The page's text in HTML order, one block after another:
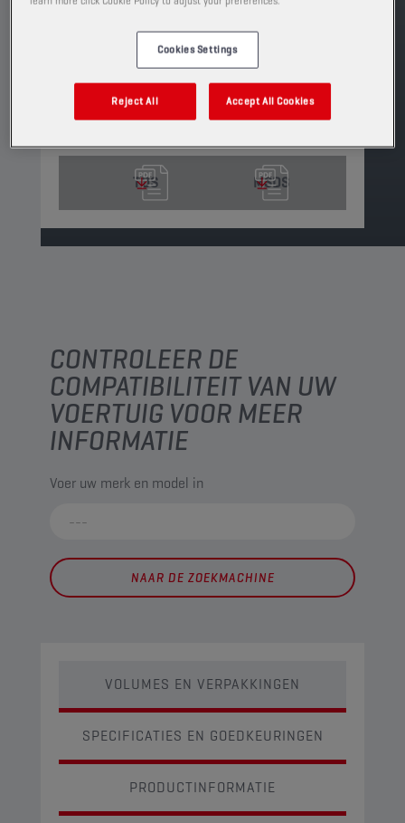
en natte koppeling.
Leverbare volumes en verpakkingen weergeven
VIND EEN VERKOOPPUNT
TDS MSDS
CONTROLEER DE
COMPATIBILITEIT VAN UW
VOERTUIG VOOR MEER
INFORMATIE
Voer uw merk en model in
NAAR DE ZOEKMACHINE
VOLUMES EN VERPAKKINGEN
SPECIFICATIES EN GOEDKEURINGEN
PRODUCTINFORMATIE
Cookies Settings
Reject All Accept All Cookies